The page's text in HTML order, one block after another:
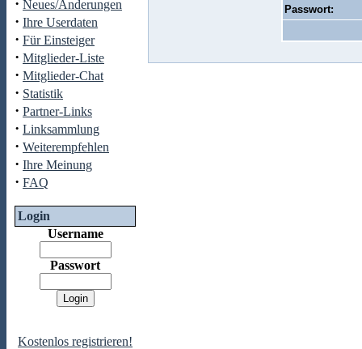
· Neues/Änderungen
· Ihre Userdaten
· Für Einsteiger
· Mitglieder-Liste
· Mitglieder-Chat
· Statistik
· Partner-Links
· Linksammlung
· Weiterempfehlen
· Ihre Meinung
· FAQ
Login
Username
Passwort
Kostenlos registrieren!
Passwort: